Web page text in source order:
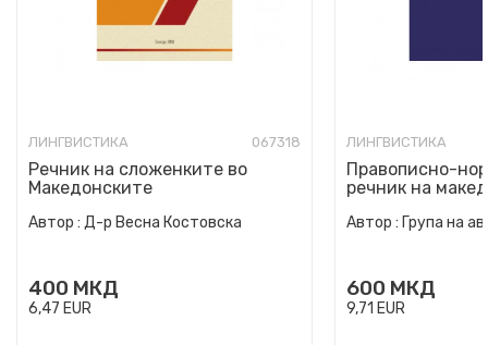
ЛИНГВИСТИКА 067318
Речник на сложенките во
Македонските
Автор : Д-р Весна Костовска
400 МКД
6,47 EUR
ЛИНГВИСТИКА
Правописно-
речник на
Автор : Група на
600 МКД
9,71 EUR